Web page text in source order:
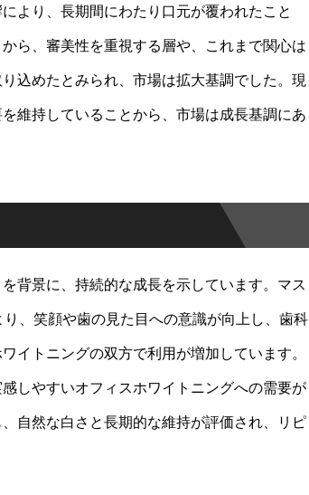
より、長期間にわたり口元が覆われたこと
ら、審美性を重視する層や、これまで関心は
込めたとみられ、市場は拡大基調でした。現
維持していることから、市場は成長基調にあ
背景に、持続的な成長を示しています。マス
、笑顔や歯の見た目への意識が向上し、歯科
イトニングの双方で利用が増加しています。
しやすいオフィスホワイトニングへの需要が
自然な白さと長期的な維持が評価され、リピ